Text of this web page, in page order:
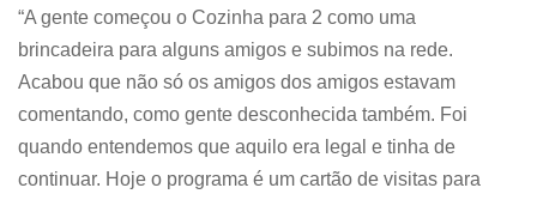
“A gente começou o Cozinha para 2 como uma
brincadeira para alguns amigos e subimos na rede.
Acabou que não só os amigos dos amigos estavam
comentando, como gente desconhecida também. Foi
quando entendemos que aquilo era legal e tinha de
continuar. Hoje o programa é um cartão de visitas para